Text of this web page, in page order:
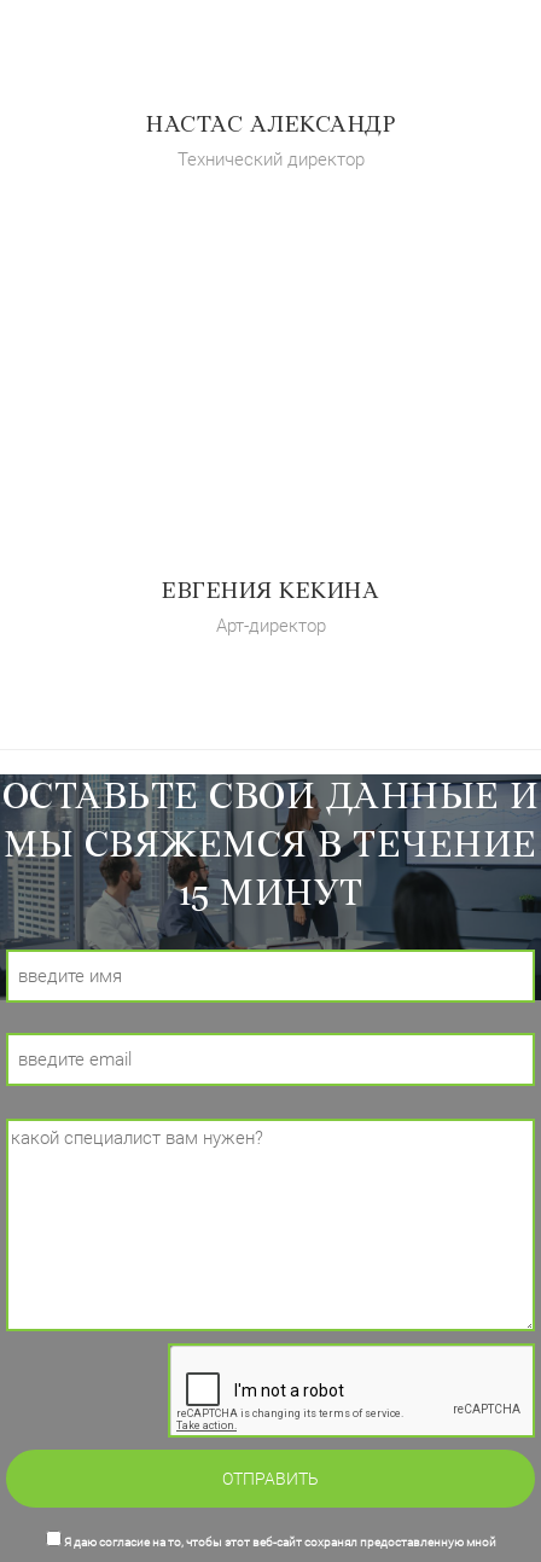
НАСТАС АЛЕКСАНДР
Технический директор
ЕВГЕНИЯ КЕКИНА
Арт-директор
ОСТАВЬТЕ СВОИ ДАННЫЕ И
МЫ СВЯЖЕМСЯ В ТЕЧЕНИЕ
15 МИНУТ
Я даю согласие на то, чтобы этот веб-сайт сохранял предоставленную мной